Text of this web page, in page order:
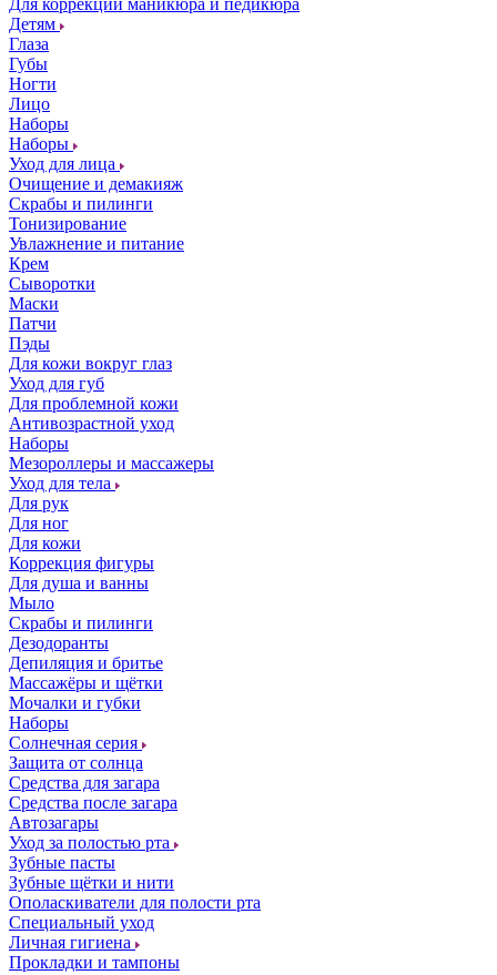
Для коррекции маникюра и педикюра
Детям
Глаза
Губы
Ногти
Лицо
Наборы
Наборы
Уход для лица
Очищение и демакияж
Скрабы и пилинги
Тонизирование
Увлажнение и питание
Крем
Сыворотки
Маски
Патчи
Пэды
Для кожи вокруг глаз
Уход для губ
Для проблемной кожи
Антивозрастной уход
Наборы
Мезороллеры и массажеры
Уход для тела
Для рук
Для ног
Для кожи
Коррекция фигуры
Для душа и ванны
Мыло
Скрабы и пилинги
Дезодоранты
Депиляция и бритье
Массажёры и щётки
Мочалки и губки
Наборы
Солнечная серия
Защита от солнца
Средства для загара
Средства после загара
Автозагары
Уход за полостью рта
Зубные пасты
Зубные щётки и нити
Ополаскиватели для полости рта
Специальный уход
Личная гигиена
Прокладки и тампоны